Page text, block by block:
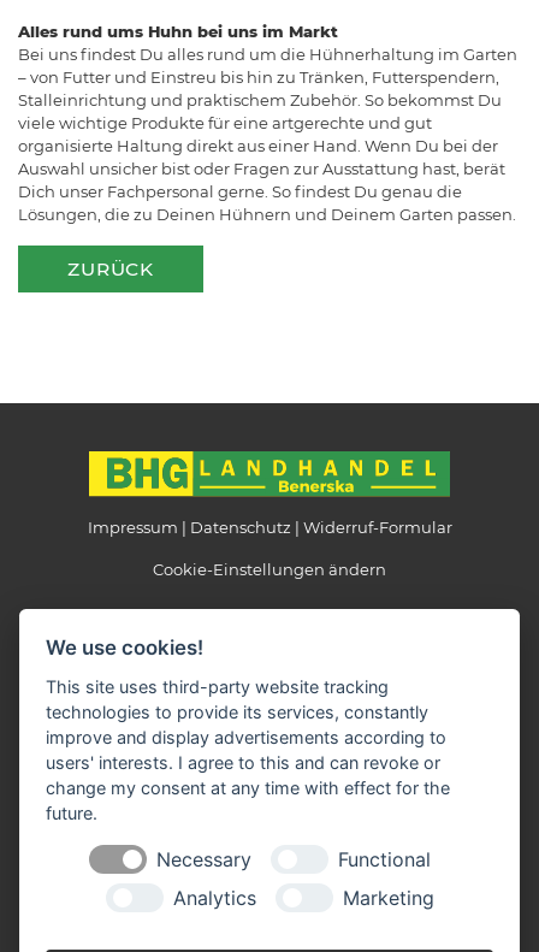
Alles rund ums Huhn bei uns im Markt
Bei uns findest Du alles rund um die Hühnerhaltung im Garten
– von Futter und Einstreu bis hin zu Tränken, Futterspendern,
Stalleinrichtung und praktischem Zubehör. So bekommst Du
viele wichtige Produkte für eine artgerechte und gut
organisierte Haltung direkt aus einer Hand. Wenn Du bei der
Auswahl unsicher bist oder Fragen zur Ausstattung hast, berät
Dich unser Fachpersonal gerne. So findest Du genau die
Lösungen, die zu Deinen Hühnern und Deinem Garten passen.
ZURÜCK
Impressum Datenschutz Widerruf-Formular
Cookie-Einstellungen ändern
Beethovenstraße 6
39524 Schönhausen
Telefon: 039323 / 38346
Telefax: 039323 / 38850
E-Mail:info(at)landhandel-benerska.de
Montag - Freitag: 08.30 - 12.00 + 14.30 - 18.00 Uhr
Samstag: 08.30 - 11.00 Uhr
We use cookies!
This site uses third-party website tracking
technologies to provide its services, constantly
improve and display advertisements according to
users' interests. I agree to this and can revoke or
change my consent at any time with effect for the
future.
Necessary
Functional
Analytics
Marketing